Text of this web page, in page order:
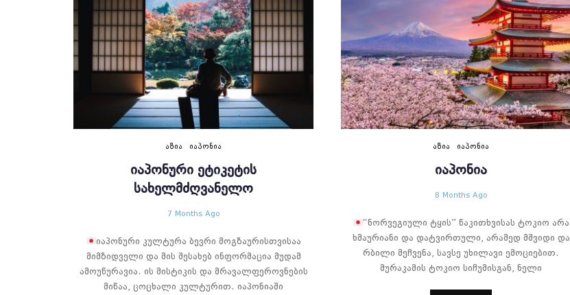
ᲐᲖᲘᲐ ᲘᲐᲞᲝᲜᲘᲐ
ᲘᲐᲞᲝᲜᲣᲠᲘ ᲔᲢᲘᲙᲔᲢᲘᲡ
ᲡᲐᲮᲔᲚᲛᲫᲦᲕᲐᲜᲔᲚᲝ
7 Months Ago
იაპონური კულტურა ბევრი მოგზაურისთვისაა
მიმზიდველი და მის შესახებ ინფორმაცია მუდამ
ამოუწურავია. ის მისტიკის და მრავალფეროვნების
მიწაა, ცოცხალი კულტურით. იაპონიაში
ᲐᲖᲘᲐ ᲘᲐᲞᲝᲜᲘᲐ
ᲘᲐᲞᲝᲜᲘᲐ
8 Months Ago
“ნორვეგიული ტყის” წაკითხვისას ტოკიო არა
ხმაურიანი და დატვირთული, არამედ მშვიდი და
რბილი მეჩვენა, სავსე უხილავი ემოციებით.
მურაკამის ტოკიო სიჩუმისგან, ნელი